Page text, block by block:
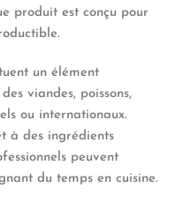
produit est conçu pour
un élément
viandes, poissons,
ou internationaux.
à des ingrédients
peuvent
du temps en cuisine.